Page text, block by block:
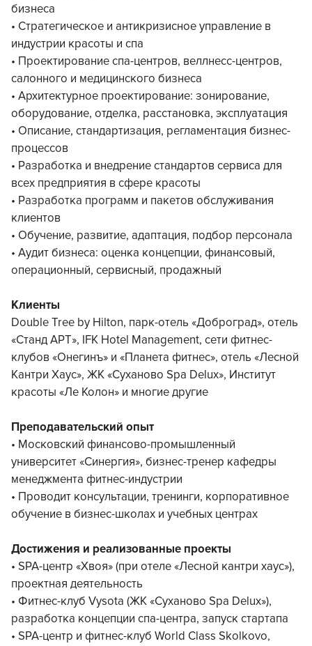
бизнеса
• Стратегическое и антикризисное управление в
индустрии красоты и спа
• Проектирование спа-центров, веллнесс-центров,
салонного и медицинского бизнеса
• Архитектурное проектирование: зонирование,
оборудование, отделка, расстановка, эксплуатация
• Описание, стандартизация, регламентация бизнес-
процессов
• Разработка и внедрение стандартов сервиса для
всех предприятия в сфере красоты
• Разработка программ и пакетов обслуживания
клиентов
• Обучение, развитие, адаптация, подбор персонала
• Аудит бизнеса: оценка концепции, финансовый,
операционный, сервисный, продажный
Клиенты
Double Tree by Hilton, парк-отель «Доброград», отель
«Станд АРТ», IFK Hotel Management, сети фитнес-
клубов «Онегинъ» и «Планета фитнес», отель «Лесной
Кантри Хаус», ЖК «Суханово Spa Delux», Институт
красоты «Ле Колон» и многие другие
Преподавательский опыт
• Московский финансово-промышленный
университет «Синергия», бизнес-тренер кафедры
менеджмента фитнес-индустрии
• Проводит консультации, тренинги, корпоративное
обучение в бизнес-школах и учебных центрах
Достижения и реализованные проекты
• SPA-центр «Хвоя» (при отеле «Лесной кантри хаус»),
проектная деятельность
• Фитнес-клуб Vysota (ЖК «Суханово Spa Delux»),
разработка концепции спа-центра, запуск стартапа
• SPA-центр и фитнес-клуб World Class Skolkovo,